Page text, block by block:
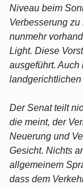
Niveau beim
Verbesserung
nunmehr
Light. Diese
ausgeführt.
Der Senat teilt
die meint, der
Neuerung und
Gesicht. Nichts
allgemeinem
dass dem